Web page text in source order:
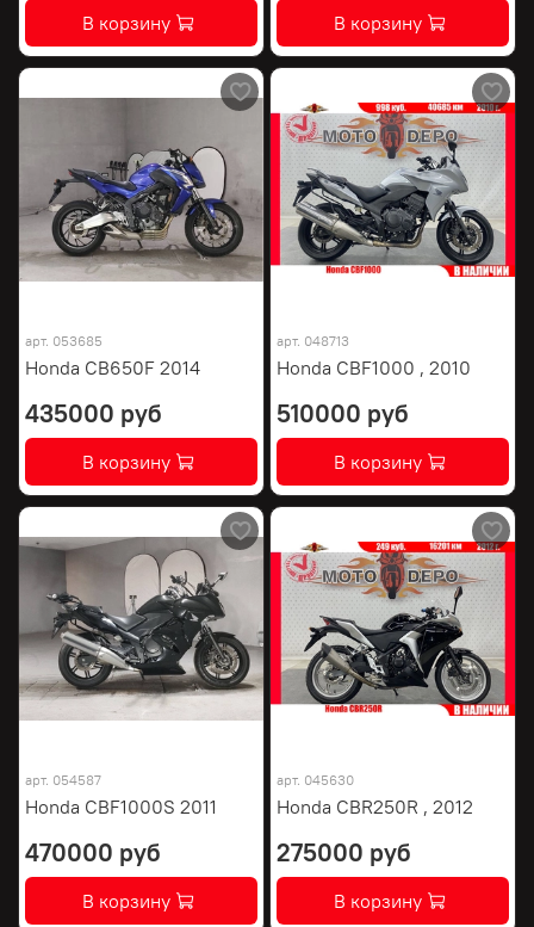
В корзину В корзину
арт. 053685
Honda CB650F 2014
435000 руб
В корзину
арт. 048713
Honda CBF1000 , 2010
510000 руб
В корзину
арт. 054587
Honda CBF1000S 2011
470000 руб
В корзину
арт. 045630
Honda CBR250R , 2012
275000 руб
В корзину